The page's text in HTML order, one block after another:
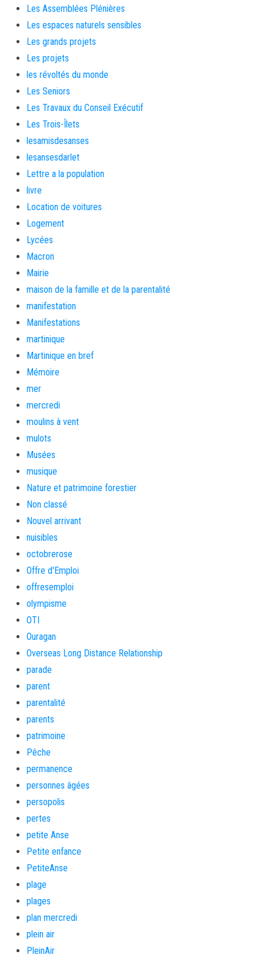
Les Assemblées Plénières
Les espaces naturels sensibles
Les grands projets
Les projets
les révoltés du monde
Les Seniors
Les Travaux du Conseil Exécutif
Les Trois-Îlets
lesamisdesanses
lesansesdarlet
Lettre a la population
livre
Location de voitures
Logement
Lycées
Macron
Mairie
maison de la famille et de la parentalité
manifestation
Manifestations
martinique
Martinique en bref
Mémoire
mer
mercredi
moulins à vent
mulots
Musées
musique
Nature et patrimoine forestier
Non classé
Nouvel arrivant
nuisibles
octobrerose
Offre d'Emploi
offresemploi
olympisme
OTI
Ouragan
Overseas Long Distance Relationship
parade
parent
parentalité
parents
patrimoine
Pêche
permanence
personnes âgées
persopolis
pertes
petite Anse
Petite enfance
PetiteAnse
plage
plages
plan mercredi
plein air
PleinAir